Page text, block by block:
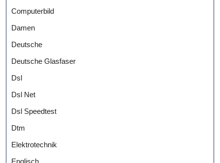
Computerbild
Damen
Deutsche
Deutsche Glasfaser
Dsl
Dsl Net
Dsl Speedtest
Dtm
Elektrotechnik